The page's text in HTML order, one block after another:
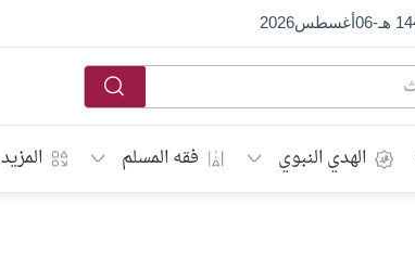
هـ -
06أغسطس2026
الهدي النبوي فقه المسلم المزيد